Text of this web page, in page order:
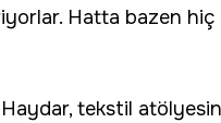
Hatta bazen hiç
Haydar, tekstil